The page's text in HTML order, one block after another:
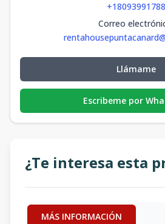
+18093991788
Correo
Llámame
Escribeme por
¿Te interesa esta
MÁS INFORMACIÓN